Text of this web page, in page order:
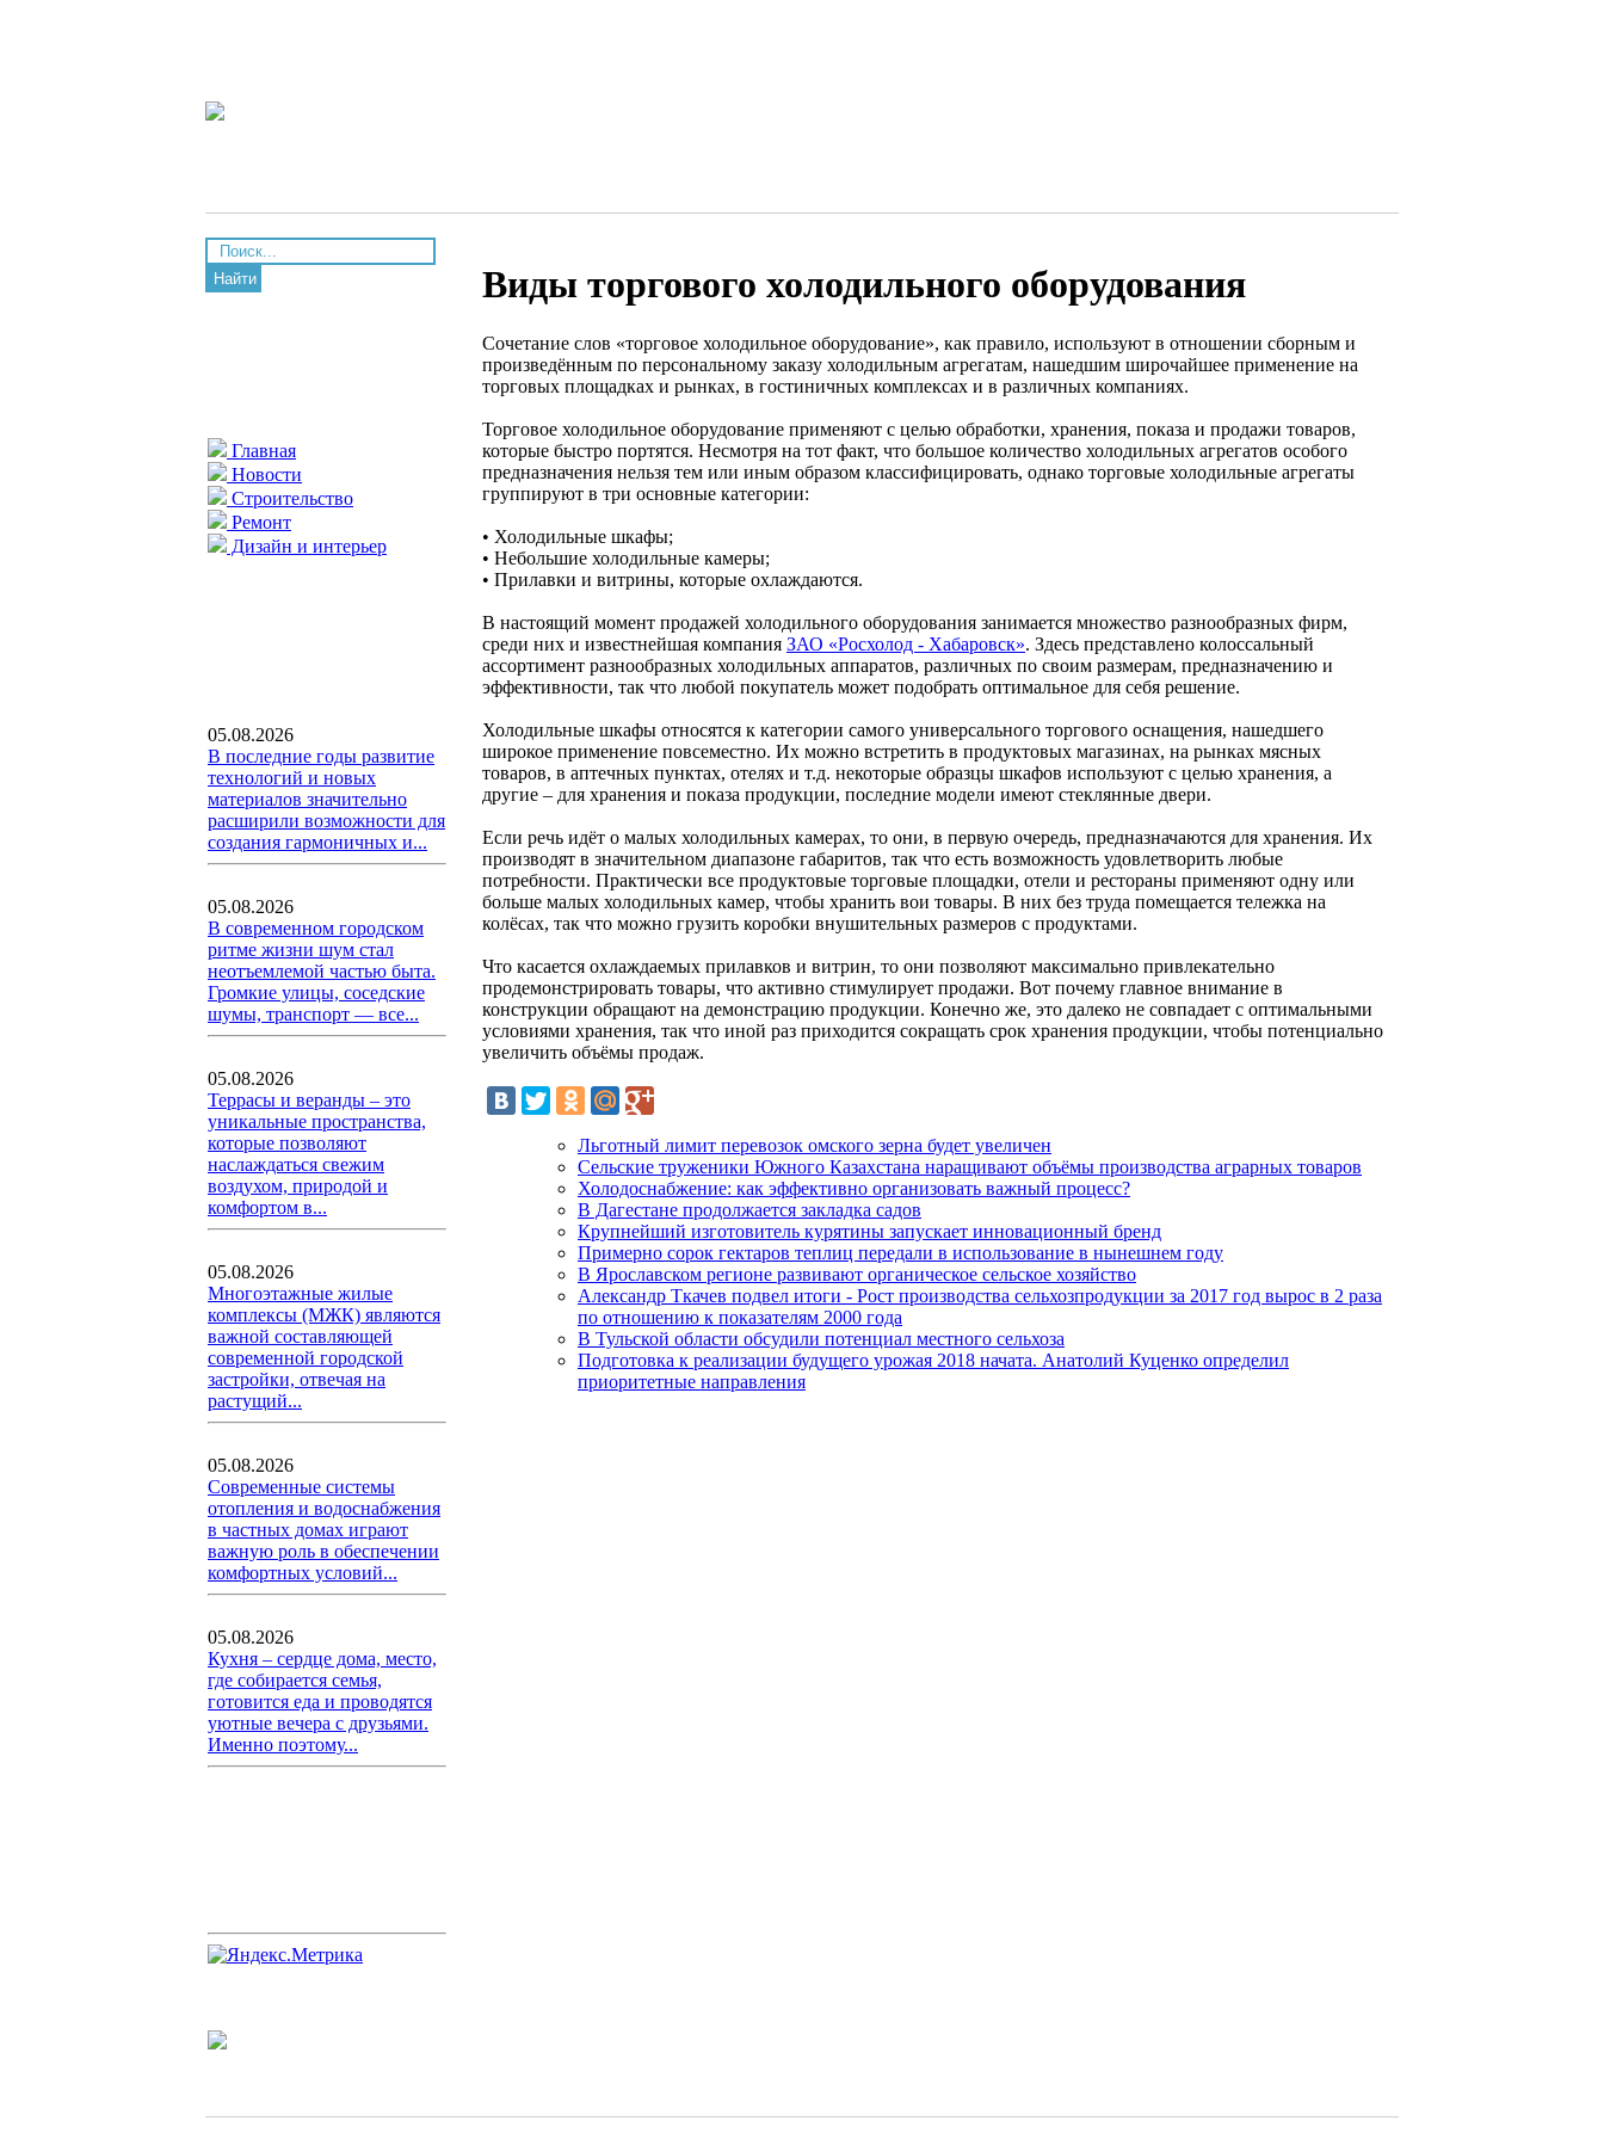
Найти
Главная
Новости
Строительство
Ремонт
Дизайн и интерьер
05.08.2026
В последние годы развитие
технологий и новых
материалов значительно
расширили возможности для
создания гармоничных и...
05.08.2026
В современном городском
ритме жизни шум стал
неотъемлемой частью быта.
Громкие улицы, соседские
шумы, транспорт — все...
05.08.2026
Террасы и веранды – это
уникальные пространства,
которые позволяют
наслаждаться свежим
воздухом, природой и
комфортом в...
05.08.2026
Многоэтажные жилые
комплексы (МЖК) являются
важной составляющей
современной городской
застройки, отвечая на
растущий...
05.08.2026
Современные системы
отопления и водоснабжения
в частных домах играют
важную роль в обеспечении
комфортных условий...
05.08.2026
Кухня – сердце дома, место,
где собирается семья,
готовится еда и проводятся
уютные вечера с друзьями.
Именно поэтому...
Виды торгового холодильного оборудования
Сочетание слов «торговое холодильное оборудование», как правило, используют в отношении сборным и
произведённым по персональному заказу холодильным агрегатам, нашедшим широчайшее применение на
торговых площадках и рынках, в гостиничных комплексах и в различных компаниях.
Торговое холодильное оборудование применяют с целью обработки, хранения, показа и продажи товаров,
которые быстро портятся. Несмотря на тот факт, что большое количество холодильных агрегатов особого
предназначения нельзя тем или иным образом классифицировать, однако торговые холодильные агрегаты
группируют в три основные категории:
• Холодильные шкафы;
• Небольшие холодильные камеры;
• Прилавки и витрины, которые охлаждаются.
В настоящий момент продажей холодильного оборудования занимается множество разнообразных фирм,
среди них и известнейшая компания ЗАО «Росхолод - Хабаровск». Здесь представлено колоссальный
ассортимент разнообразных холодильных аппаратов, различных по своим размерам, предназначению и
эффективности, так что любой покупатель может подобрать оптимальное для себя решение.
Холодильные шкафы относятся к категории самого универсального торгового оснащения, нашедшего
широкое применение повсеместно. Их можно встретить в продуктовых магазинах, на рынках мясных
товаров, в аптечных пунктах, отелях и т.д. некоторые образцы шкафов используют с целью хранения, а
другие – для хранения и показа продукции, последние модели имеют стеклянные двери.
Если речь идёт о малых холодильных камерах, то они, в первую очередь, предназначаются для хранения. Их
производят в значительном диапазоне габаритов, так что есть возможность удовлетворить любые
потребности. Практически все продуктовые торговые площадки, отели и рестораны применяют одну или
больше малых холодильных камер, чтобы хранить вои товары. В них без труда помещается тележка на
колёсах, так что можно грузить коробки внушительных размеров с продуктами.
Что касается охлаждаемых прилавков и витрин, то они позволяют максимально привлекательно
продемонстрировать товары, что активно стимулирует продажи. Вот почему главное внимание в
конструкции обращают на демонстрацию продукции. Конечно же, это далеко не совпадает с оптимальными
условиями хранения, так что иной раз приходится сокращать срок хранения продукции, чтобы потенциально
увеличить объёмы продаж.
Льготный лимит перевозок омского зерна будет увеличен
Сельские труженики Южного Казахстана наращивают объёмы производства аграрных товаров
Холодоснабжение: как эффективно организовать важный процесс?
В Дагестане продолжается закладка садов
Крупнейший изготовитель курятины запускает инновационный бренд
Примерно сорок гектаров теплиц передали в использование в нынешнем году
В Ярославском регионе развивают органическое сельское хозяйство
Александр Ткачев подвел итоги - Рост производства сельхозпродукции за 2017 год вырос в 2 раза
по отношению к показателям 2000 года
В Тульской области обсудили потенциал местного сельхоза
Подготовка к реализации будущего урожая 2018 начата. Анатолий Куценко определил
приоритетные направления